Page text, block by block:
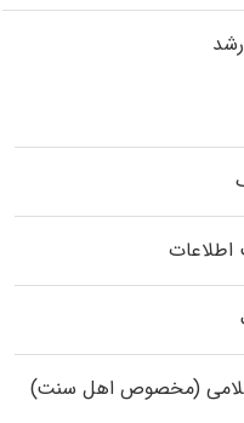
(مخصوص اهل سنت)